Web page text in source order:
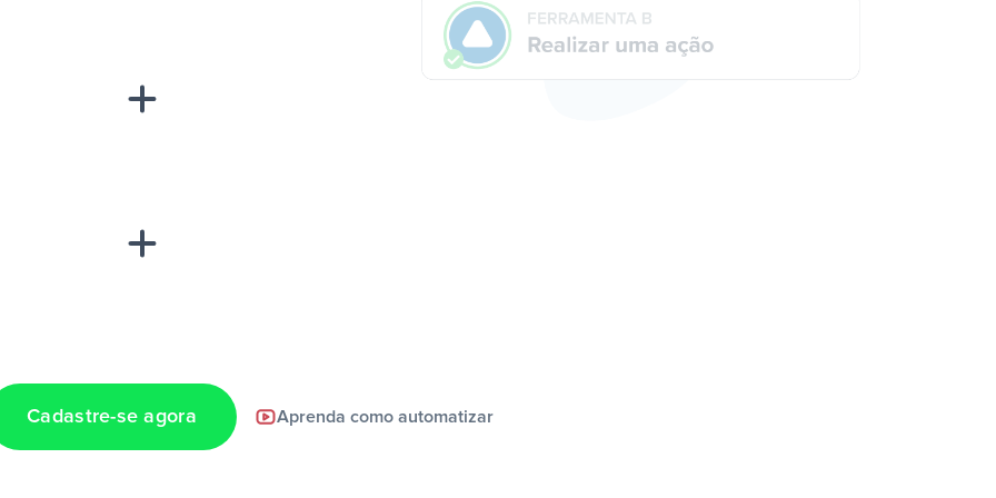
de uma
notificação ser
Cadastre-se agora Aprenda como automatizar